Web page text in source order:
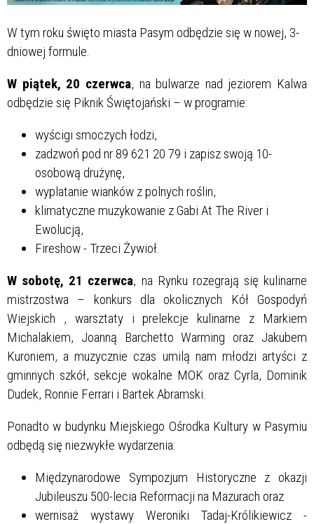
W tym roku święto miasta Pasym odbędzie się w nowej, 3-
dniowej formule.
W piątek, 20 czerwca, na bulwarze nad jeziorem Kalwa
odbędzie się Piknik Świętojański – w programie:
wyścigi smoczych łodzi,
zadzwoń pod nr 89 621 20 79 i zapisz swoją 10-
osobową drużynę,
wyplatanie wianków z polnych roślin,
klimatyczne muzykowanie z Gabi At The River i
Ewolucją,
Fireshow - Trzeci Żywioł.
W sobotę, 21 czerwca, na Rynku rozegrają się kulinarne
mistrzostwa – konkurs dla okolicznych Kół Gospodyń
Wiejskich , warsztaty i prelekcje kulinarne z Markiem
Michalakiem, Joanną Barchetto Warming oraz Jakubem
Kuroniem, a muzycznie czas umilą nam młodzi artyści z
gminnych szkół, sekcje wokalne MOK oraz Cyrla, Dominik
Dudek, Ronnie Ferrari i Bartek Abramski.
Ponadto w budynku Miejskiego Ośrodka Kultury w Pasymiu
odbędą się niezwykłe wydarzenia:
Międzynarodowe Sympozjum Historyczne z okazji
Jubileuszu 500-lecia Reformacji na Mazurach oraz
wernisaż wystawy Weroniki Tadaj-Królikiewicz -